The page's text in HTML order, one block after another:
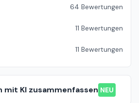
64 Bewertungen
11 Bewertungen
11 Bewertungen
mit KI zusammenfassen NEU